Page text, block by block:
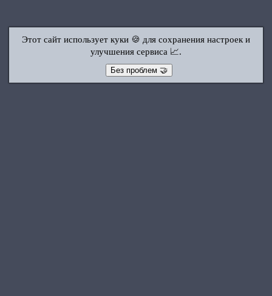
Этот сайт использует куки 🍪 для сохранения настроек и
улучшения сервиса 📈.
Без проблем 🤝